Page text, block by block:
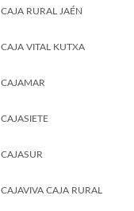
CAJA RURAL JAÉN
CAJA VITAL KUTXA
CAJAMAR
CAJASIETE
CAJASUR
CAJAVIVA CAJA RURAL